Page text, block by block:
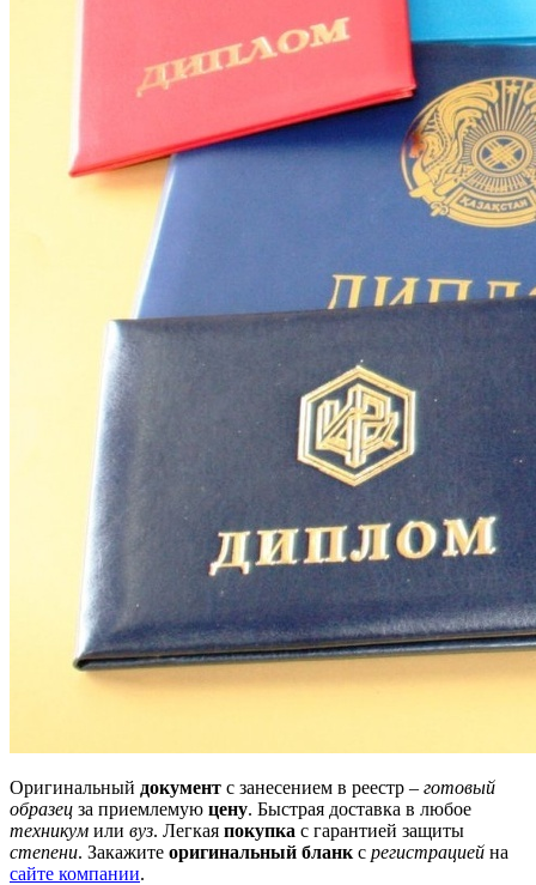
Оригинальный документ с занесением в реестр – готовый
образец за приемлемую цену. Быстрая доставка в любое
техникум или вуз. Легкая покупка с гарантией защиты
степени. Закажите оригинальный бланк с регистрацией на
сайте компании.